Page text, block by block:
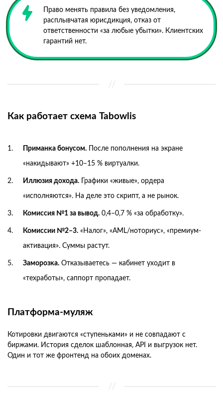
Право менять правила без уведомления,
расплывчатая юрисдикция, отказ от
ответственности «за любые убытки». Клиентских
гарантий нет.
Как работает схема Tabowlis
Приманка бонусом. После пополнения на экране
«накидывают» +10–15 % виртуалки.
Иллюзия дохода. Графики «живые», ордера
«исполняются». На деле это скрипт, а не рынок.
Комиссия №1 за вывод. 0,4–0,7 % «за обработку».
Комиссии №2–3. «Налог», «AML/ноториус», «премиум-
активация». Суммы растут.
Заморозка. Отказываетесь — кабинет уходит в
«техработы», саппорт пропадает.
Платформа-муляж
Котировки двигаются «ступеньками» и не совпадают с
биржами. История сделок шаблонная, API и выгрузок нет.
Один и тот же фронтенд на обоих доменах.